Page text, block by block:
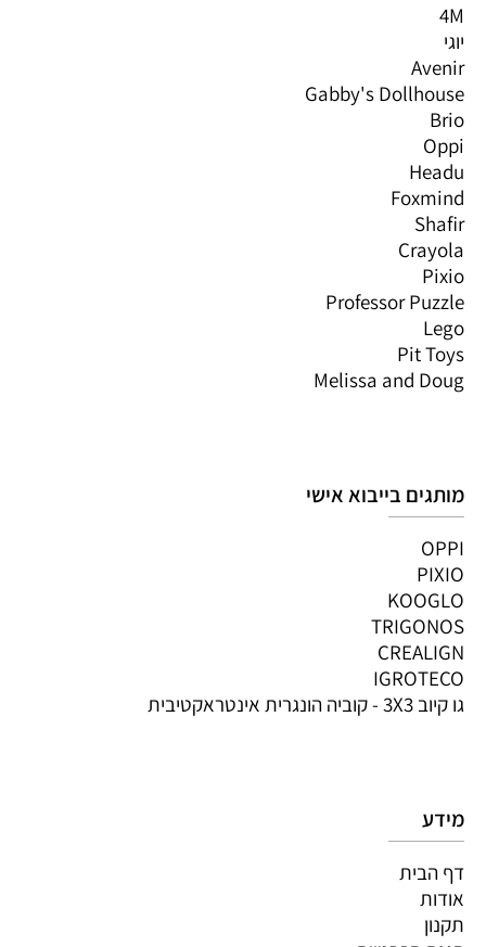
4M
יוגי
Avenir
Gabby's Dollhouse
Brio
Oppi
Headu
Foxmind
Shafir
Crayola
Pixio
Professor Puzzle
Lego
Pit Toys
Melissa and Doug
מותגים בייבוא אישי
OPPI
PIXIO
KOOGLO
TRIGONOS
CREALIGN
IGROTECO
גו קיוב 3X3 - קוביה הונגרית אינטראקטיבית
מידע
דף הבית
אודות
תקנון